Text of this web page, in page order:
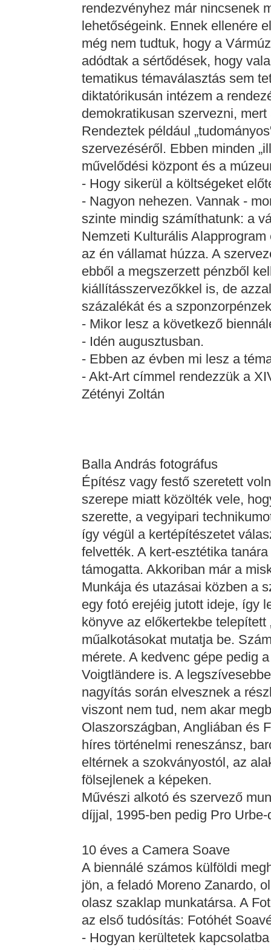
rendezvényhez már nincsenek
lehetőségeink. Ennek ellenére
még nem tudtuk, hogy a
adódtak a sértődések, hogy
tematikus témaválasztás sem
diktatórikusán intézem a
demokratikusan szervezni,
Rendeztek például
szervezéséről. Ebben minden
művelődési központ és a
- Hogy sikerül a költségeket
- Nagyon nehezen. Vannak -
szinte mindig számíthatunk: a
Nemzeti Kulturális
az én vállamat húzza. A
ebből a megszerzett pénzből
kiállításszervezőkkel is, de
százalékát és a
- Mikor lesz a következő
- Idén augusztusban.
- Ebben az évben mi lesz a
- Akt-Art címmel rendezzük a
Zétényi Zoltán
Balla András fotográfus
Építész vagy festő szeretett
szerepe miatt közölték vele,
szerette, a vegyipari
így végül a kertépítészetet
felvették. A kert-esztétika
támogatta. Akkoriban már a
Munkája és utazásai közben a
egy fotó erejéig jutott ideje, így
könyve az előkertekbe
műalkotásokat mutatja be.
mérete. A kedvenc gépe pedig
Voigtländere is. A
nagyítás során elvesznek a
viszont nem tud, nem akar
Olaszországban, Angliában és
híres történelmi reneszánsz,
eltérnek a szokványostól, az
fölsejlenek a képeken.
Művészi alkotó és szervező
díjjal, 1995-ben pedig Pro
10 éves a Camera Soave
A biennálé számos külföldi
jön, a feladó Moreno Zanardo,
olasz szaklap munkatársa. A
az első tudósítás: Fotóhét
- Hogyan kerültetek